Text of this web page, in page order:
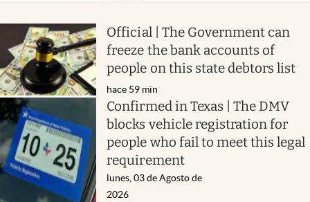
Official | The Government can
freeze the bank accounts of
people on this state debtors list
hace 59 min
Confirmed in Texas | The DMV
blocks vehicle registration for
people who fail to meet this legal
requirement
lunes, 03 de Agosto de
2026